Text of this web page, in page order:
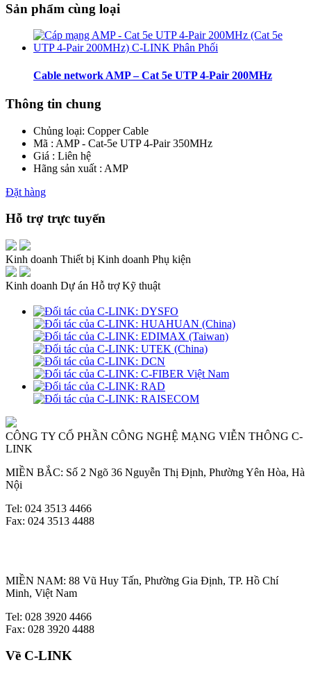
Sản phẩm cùng loại
Cable network AMP – Cat 5e UTP 4-Pair 200MHz
Thông tin chung
Chủng loại: Copper Cable
Mã : AMP - Cat-5e UTP 4-Pair 350MHz
Giá : Liên hệ
Hãng sản xuất : AMP
Đặt hàng
Hỗ trợ trực tuyến
Kinh doanh Thiết bị Kinh doanh Phụ kiện
Kinh doanh Dự án Hỗ trợ Kỹ thuật
CÔNG TY CỔ PHẦN CÔNG NGHỆ MẠNG VIỄN THÔNG C-
LINK
MIỀN BẮC: Số 2 Ngõ 36 Nguyễn Thị Định, Phường Yên Hòa, Hà
Nội
Tel: 024 3513 4466
Fax: 024 3513 4488
MIỀN NAM: 88 Vũ Huy Tấn, Phường Gia Định, TP. Hồ Chí
Minh, Việt Nam
Tel: 028 3920 4466
Fax: 028 3920 4488
Về C-LINK